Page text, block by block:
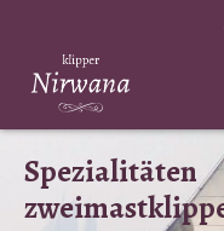
Spezialitäten